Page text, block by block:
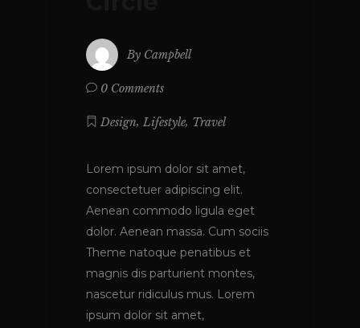
By Campbell
0 Comments
Design, Lifestyle, Travel
Lorem ipsum dolor sit amet,
consectetuer adipiscing elit.
Aenean commodo ligula eget
dolor. Aenean massa. Cum sociis
Theme natoque penatibus et
magnis dis parturient montes,
nascetur ridiculus mus. Lorem
ipsum dolor sit amet,